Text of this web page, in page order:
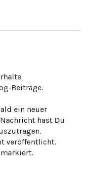
Beiträge.
ein neuer
hast Du
veröffentlicht.